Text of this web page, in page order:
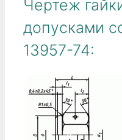
Чертеж
допусками
13957-74: